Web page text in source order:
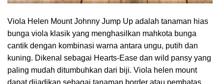
Viola Helen Mount Johnny Jump Up adalah tanaman hias
bunga viola klasik yang menghasilkan mahkota bunga
cantik dengan kombinasi warna antara ungu, putih dan
kuning. Dikenal sebagai Hearts-Ease dan wild pansy yang
paling mudah ditumbuhkan dari biji. Viola helen mount